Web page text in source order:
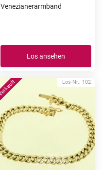
Venezianerarmband
Los ansehen
Los-Nr.: 102